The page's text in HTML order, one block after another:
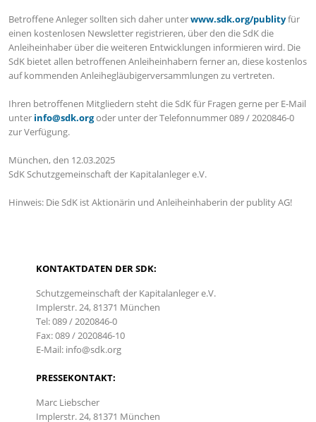
Betroffene Anleger sollten sich daher unterwww.sdk.org/publityfür
einen kostenlosen Newsletter registrieren, über den die SdK die
Anleiheinhaber über die weiteren Entwicklungen informieren wird. Die
SdK bietet allen betroffenen Anleiheinhabern ferner an, diese kostenlos
auf kommenden Anleihegläubigerversammlungen zu vertreten.
Ihren betroffenen Mitgliedern steht die SdK für Fragen gerne per E-Mail
unter info@sdk.orgoder unter der Telefonnummer 089 / 2020846-0
zur Verfügung.
München, den 12.03.2025
SdK Schutzgemeinschaft der Kapitalanleger e.V.
Hinweis: Die SdK ist Aktionärin und Anleiheinhaberin der publity AG!
KONTAKTDATEN DER SDK:
Schutzgemeinschaft der Kapitalanleger e.V.
Implerstr. 24, 81371 München
Tel: 089 / 2020846-0
Fax: 089 / 2020846-10
E-Mail: info@sdk.org
PRESSEKONTAKT:
Marc Liebscher
Implerstr. 24, 81371 München